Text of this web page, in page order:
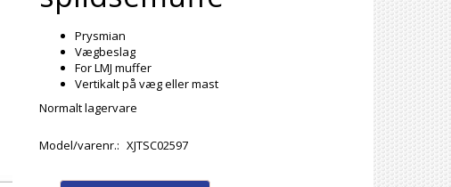
Prysmian
Vægbeslag
For LMJ muffer
Vertikalt på væg eller mast
Normalt lagervare
Model/varenr.: XJTSC02597